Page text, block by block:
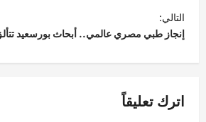
فّ
ح
م
التالي:
إنجاز طبي مصري عالمي.. أبحاث بورسعيد
اترك تعليقاً